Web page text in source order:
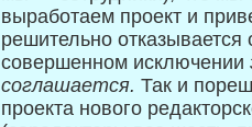
выработаем проект и
решительно
совершенном исключении
соглашается. Так и
проекта нового